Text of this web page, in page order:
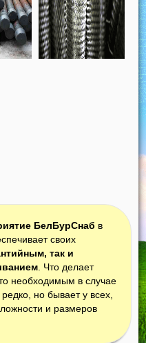
БелБурСнаб в
своих
так и
. Что делает
необходимым в случае
но бывает у всех,
и размеров